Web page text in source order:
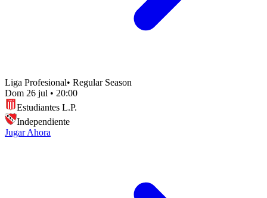
Liga Profesional• Regular Season
Dom 26 jul • 20:00
Estudiantes L.P.
Independiente
Jugar Ahora